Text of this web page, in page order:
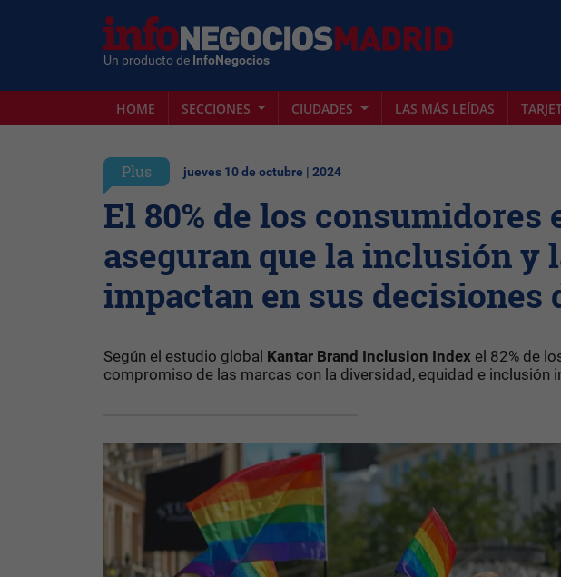
Un producto de InfoNegocios
HOME SECCIONES CIUDADES LAS MÁS LEÍDAS
Plus jueves 10 de octubre | 2024
El 80% de los consumidores
aseguran que la inclusión y
impactan en sus decisiones
Según el estudio global Kantar Brand Inclusion Index el 82% de
compromiso de las marcas con la diversidad, equidad e inclusión